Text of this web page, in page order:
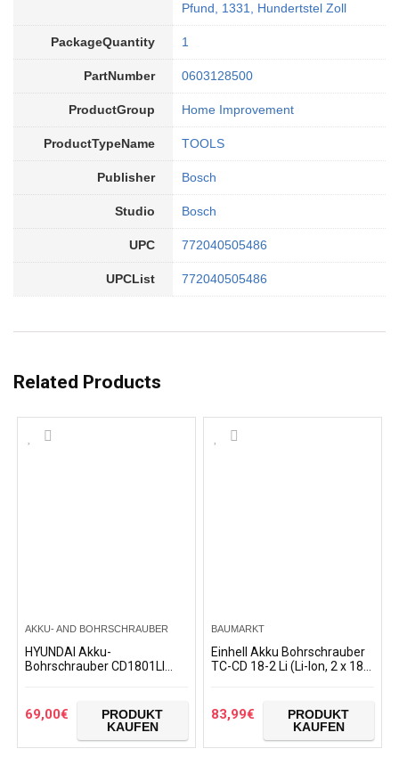
Pfund, 1331, Hundertstel Zoll
PackageQuantity 1
PartNumber 0603128500
ProductGroup Home Improvement
ProductTypeName TOOLS
Publisher Bosch
Studio Bosch
UPC 772040505486
UPCList 772040505486
Related Products
AKKU- AND BOHRSCHRAUBER
HYUNDAI Akku-
Bohrschrauber CD1801LI
Koffer mit 1 Akku 2.0Ah
und…
69,00€
PRODUKT
KAUFEN
BAUMARKT
Einhell Akku Bohrschrauber
TC-CD 18-2 Li (Li-Ion, 2 x 18V
83,99€
PRODUKT
KAUFEN